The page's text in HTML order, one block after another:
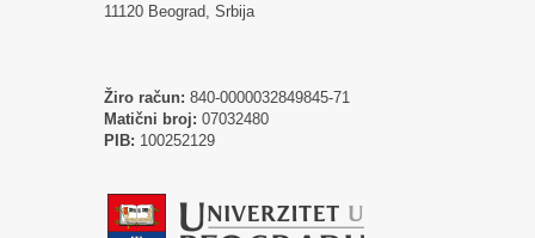
11120 Beograd, Srbija
Žiro račun: 840-0000032849845-71
Matični broj: 07032480
PIB: 100252129